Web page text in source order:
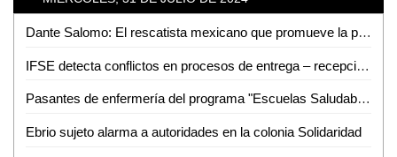
Dante Salomo: El rescatista mexicano que promueve la prevención de accidentes
IFSE detecta conflictos en procesos de entrega – recepción en municipios
Pasantes de enfermería del programa "Escuelas Saludables" reciben cartas de liberación en Valles
Ebrio sujeto alarma a autoridades en la colonia Solidaridad